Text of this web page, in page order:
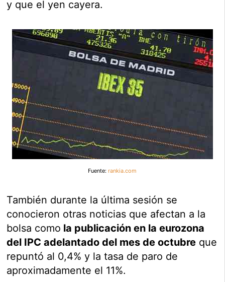
y que el yen cayera.
Fuente: rankia.com
También durante la última sesión se
conocieron otras noticias que afectan a la
bolsa como la publicación en la eurozona
del IPC adelantado del mes de octubre que
repuntó al 0,4% y la tasa de paro de
aproximadamente el 11%.